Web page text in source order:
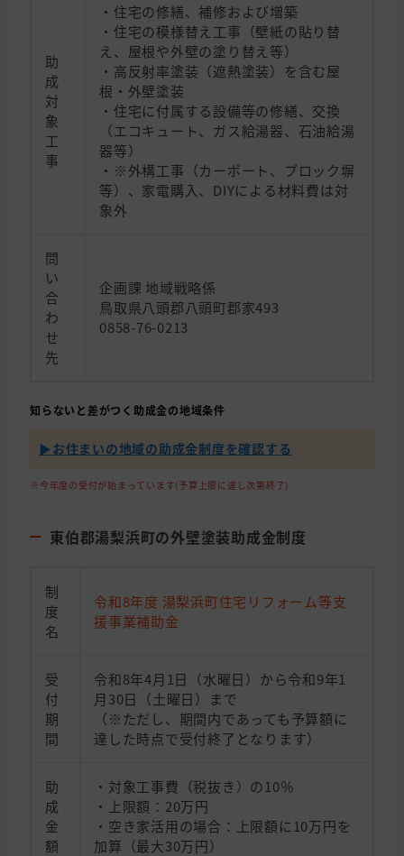
助
成
対
象
工
事
・住宅の修繕、補修および増築
・住宅の模様替え工事（壁紙の貼り替
え、屋根や外壁の塗り替え等）
・高反射率塗装（遮熱塗装）を含む屋
根・外壁塗装
・住宅に付属する設備等の修繕、交換
（エコキュート、ガス給湯器、石油給湯
器等）
・※外構工事（カーポート、ブロック塀
等）、家電購入、DIYによる材料費は対
象外
問
い
合
わ
せ
先
企画課 地域戦略係
鳥取県八頭郡八頭町郡家493
0858-76-0213
知らないと差がつく助成金の地域条件
▶︎お住まいの地域の助成金制度を確認する
※今年度の受付が始まっています(予算上限に達し次第終了)
東伯郡湯梨浜町の外壁塗装助成金制度
制
度
名
令和8年度 湯梨浜町住宅リフォーム等支
援事業補助金
受
付
期
間
令和8年4月1日（水曜日）から令和9年1
月30日（土曜日）まで
（※ただし、期間内であっても予算額に
達した時点で受付終了となります）
助
成
金
額
・対象工事費（税抜き）の10％
・上限額：20万円
・空き家活用の場合：上限額に10万円を
加算（最大30万円）